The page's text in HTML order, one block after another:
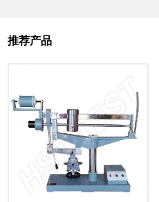
推荐产品